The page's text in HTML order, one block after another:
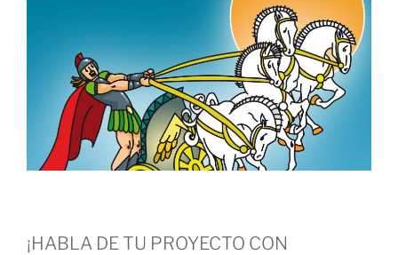
¡HABLA DE TU PROYECTO CON